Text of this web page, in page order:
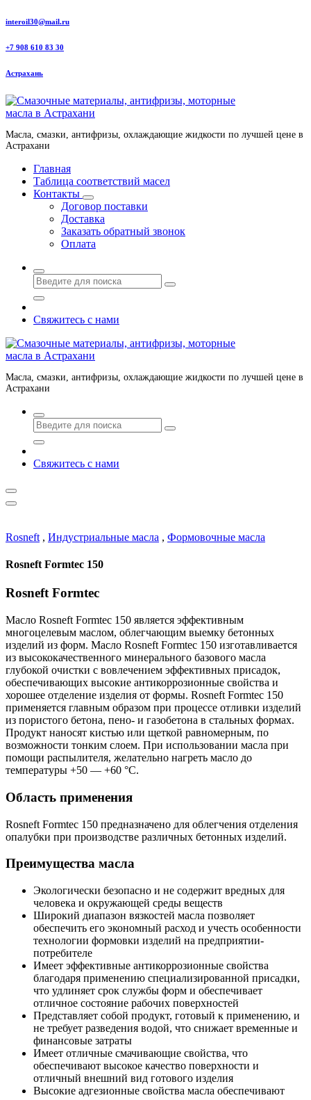
Перейти
содержанию
interoil30@mail.ru
+7 908 610 83 30
Астрахань
Масла, смазки, антифризы, охлаждающие жидкости по лучшей цене в
Астрахани
Главная
Таблица соответствий масел
Контакты
Договор поставки
Доставка
Заказать обратный звонок
Оплата
Свяжитесь с нами
Масла, смазки, антифризы, охлаждающие жидкости по лучшей цене в
Астрахани
Свяжитесь с нами
Rosneft , Индустриальные масла , Формовочные масла
Rosneft Formtec 150
Rosneft Formtec
Масло Rosneft Formtec 150 является эффективным
многоцелевым маслом, облегчающим выемку бетонных
изделий из форм. Масло Rosneft Formtec 150 изготавливается
из высококачественного минерального базового масла
глубокой очистки с вовлечением эффективных присадок,
обеспечивающих высокие антикоррозионные свойства и
хорошее отделение изделия от формы. Rosneft Formtec 150
применяется главным образом при процессе отливки изделий
из пористого бетона, пено- и газобетона в стальных формах.
Продукт наносят кистью или щеткой равномерным, по
возможности тонким слоем. При использовании масла при
помощи распылителя, желательно нагреть масло до
температуры +50 — +60 °C.
Область применения
Rosneft Formtec 150 предназначено для облегчения отделения
опалубки при производстве различных бетонных изделий.
Преимущества масла
Экологически безопасно и не содержит вредных для
человека и окружающей среды веществ
Широкий диапазон вязкостей масла позволяет
обеспечить его экономный расход и учесть особенности
технологии формовки изделий на предприятии-
потребителе
Имеет эффективные антикоррозионные свойства
благодаря применению специализированной присадки,
что удлиняет срок службы форм и обеспечивает
отличное состояние рабочих поверхностей
Представляет собой продукт, готовый к применению, и
не требует разведения водой, что снижает временные и
финансовые затраты
Имеет отличные смачивающие свойства, что
обеспечивают высокое качество поверхности и
отличный внешний вид готового изделия
Высокие адгезионные свойства масла обеспечивают